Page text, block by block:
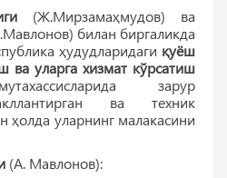
(Ж.Мирзамаҳмудов) ва
билан биргаликда
ҳудудларидаги қуёш
ва уларга хизмат кўрсатиш
мутахассисларида зарур
ва техник
ҳолда уларнинг малакасини
(А. Мавлонов):